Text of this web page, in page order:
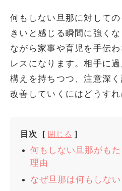
何もしない旦那に対して
きいと感じる瞬間に強く
ながら家事や育児を手伝
レスになります。相手に
構えを持ちつつ、注意深
改善していくにはどうすれ
目次 [ 閉じる ]
何もしない旦那がも
理由
なぜ旦那は何もしな